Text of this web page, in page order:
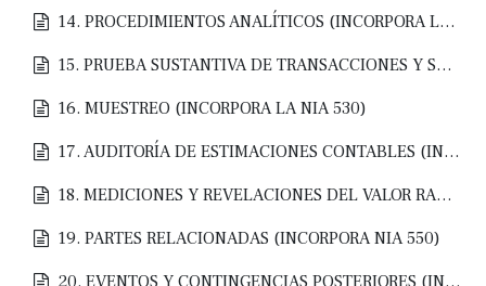
14. PROCEDIMIENTOS ANALÍTICOS (INCORPORA LA NIA 520)
15. PRUEBA SUSTANTIVA DE TRANSACCIONES Y SALDOS CONTABLES
16. MUESTREO (INCORPORA LA NIA 530)
17. AUDITORÍA DE ESTIMACIONES CONTABLES (INCORPORA LA NIA 540)
18. MEDICIONES Y REVELACIONES DEL VALOR RAZONABLE DE LA AUDITORÍA (INCORPORA LA NIA 545)
19. PARTES RELACIONADAS (INCORPORA NIA 550)